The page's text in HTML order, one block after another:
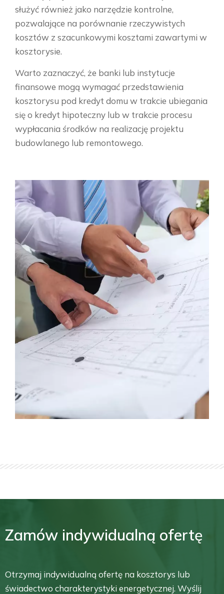
służyć również jako narzędzie kontrolne,
pozwalające na porównanie rzeczywistych
kosztów z szacunkowymi kosztami zawartymi w
kosztorysie.
Warto zaznaczyć, że banki lub instytucje
finansowe mogą wymagać przedstawienia
kosztorysu pod kredyt domu w trakcie ubiegania
się o kredyt hipoteczny lub w trakcie procesu
wypłacania środków na realizację projektu
budowlanego lub remontowego.
Zamów indywidualną ofertę
Otrzymaj indywidualną ofertę na kosztorys lub
świadectwo charakterystyki energetycznej. Wyślij